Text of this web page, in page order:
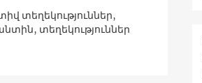
տեղեկություններ,
տեղեկություններ